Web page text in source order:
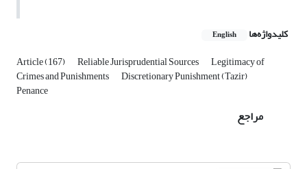
کلیدواژه‌ها English
Article (167) Reliable Jurisprudential Sources Legitimacy of
Crimes and Punishments Discretionary Punishment (Tazir)
Penance
مراجع